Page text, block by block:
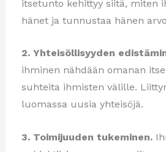
itsetunto kehittyy siitä, miten
hänet ja tunnustaa hänen
2. Yhteisöllisyyden
ihminen nähdään omanan
suhteita ihmisten välille.
luomassa uusia yhteisöjä.
3. Toimijuuden tukeminen.